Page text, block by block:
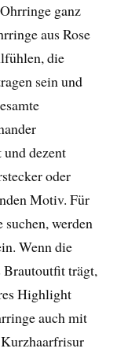
ganz
aus Rose
die
sein und
dezent
oder
Motiv. Für
werden
Wenn die
Brautoutfit trägt,
Highlight
auch mit